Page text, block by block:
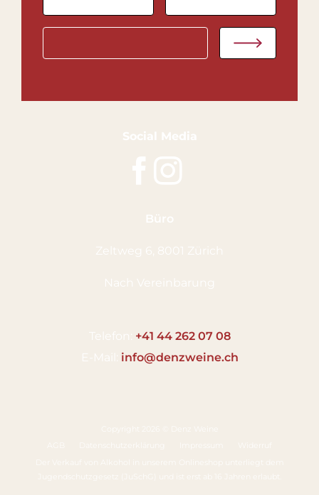
Social Media
Büro
Zeltweg 6, 8001 Zürich
Nach Vereinbarung
Telefon: +41 44 262 07 08
E-Mail: info@denzweine.ch